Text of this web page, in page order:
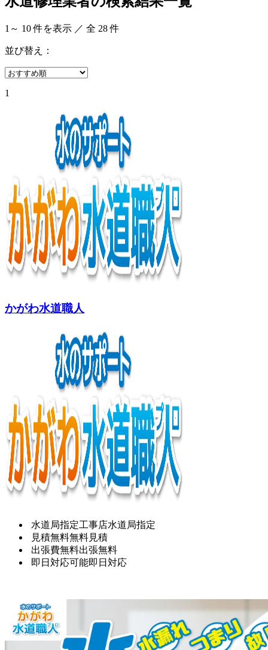
1 ～ 10 件を表示 ／ 全 28件
並び替え：
1
かがわ水道職人
水道局指定工事店水道局指定
見積無料無料見積
出張費無料出張無料
即日対応可能即日対応